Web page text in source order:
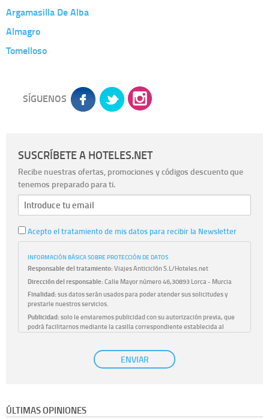
Argamasilla De Alba
Almagro
Tomelloso
SÍGUENOS
SUSCRÍBETE A HOTELES.NET
Recibe nuestras ofertas, promociones y códigos descuento que
tenemos preparado para ti.
Acepto el tratamiento de mis datos para recibir la Newsletter
INFORMACIÓN BÁSICA SOBRE PROTECCIÓN DE DATOS
Responsable del tratamiento:Viajes Anticiclón S.L/Hoteles.net
Dirección del responsable:Calle Mayor número 46,30893 Lorca - Murcia
Finalidad:sus datos serán usados para poder atender sus solicitudes y
prestarle nuestros servicios.
Publicidad:solo le enviaremos publicidad con su autorización previa, que
podrá facilitarnos mediante la casilla correspondiente establecida al
únicamente trataremos sus datos con su consentimiento
previo, que podrá facilitarnos mediante la casilla correspondiente
Derechos:tiene derecho a saber qué información tenemos sobre usted,
ENVIAR
ÚLTIMAS OPINIONES